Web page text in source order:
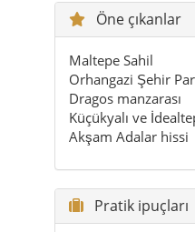
Öne çıkanlar
Maltepe Sahil
Orhangazi Şehir
Dragos manzarası
Küçükyalı ve
Akşam Adalar hissi
Pratik ipuçları